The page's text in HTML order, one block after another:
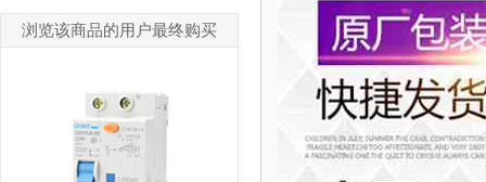
浏览该商品的用户最终购买